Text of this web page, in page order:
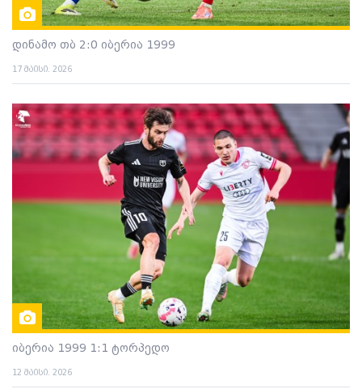
დინამო თბ 2:0 იბერია 1999
17 მაისი. 2026
იბერია 1999 1:1 ტორპედო
12 მაისი. 2026